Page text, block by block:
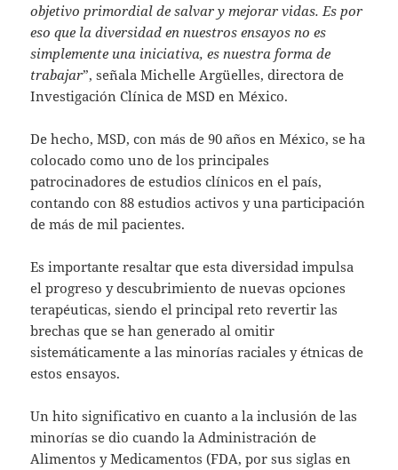
objetivo primordial de salvar y mejorar vidas. Es por
eso que la diversidad en nuestros ensayos no es
simplemente una iniciativa, es nuestra forma de
trabajar”, señala Michelle Argüelles, directora de
Investigación Clínica de MSD en México.
De hecho, MSD, con más de 90 años en México, se ha
colocado como uno de los principales
patrocinadores de estudios clínicos en el país,
contando con 88 estudios activos y una participación
de más de mil pacientes.
Es importante resaltar que esta diversidad impulsa
el progreso y descubrimiento de nuevas opciones
terapéuticas, siendo el principal reto revertir las
brechas que se han generado al omitir
sistemáticamente a las minorías raciales y étnicas de
estos ensayos.
Un hito significativo en cuanto a la inclusión de las
minorías se dio cuando la Administración de
Alimentos y Medicamentos (FDA, por sus siglas en